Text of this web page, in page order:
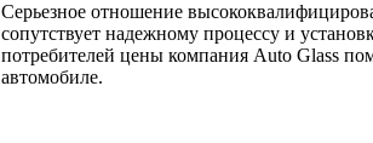
Серьезное отношение
сопутствует надежному процессу и
потребителей цены компания Auto Glass
автомобиле.